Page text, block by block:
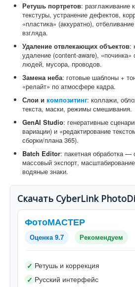
Ретушь портретов: разглаживание
текстуры, устранение дефектов,
«пластика» (аккуратно),
взгляда.
Удаление отвлекающих объектов:
удаление (content-aware),
людей, мусора, проводов.
Замена неба: готовые шаблоны +
«релайт» по атмосфере кадра.
Слои и композитинг: коллажи,
текста, маски, режимы смешивания.
GenAI Studio: генеративные
вариации) и «редактирование
сборки/плана 365).
Batch Editor: пакетная обработка
массовый экспорт,
водяные знаки.
Скачать CyberLink
ФотоМАСТЕР
Оценка 9.7 Рекомендуем
✓ Ретушь и коррекция
✓ Русский интерфейс